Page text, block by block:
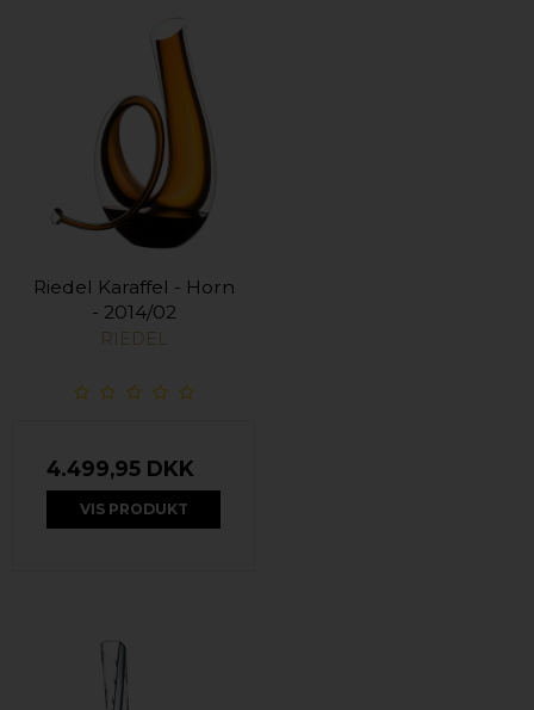
Riedel Karaffel - Horn
- 2014/02
RIEDEL
4.499,95 DKK
VIS PRODUKT